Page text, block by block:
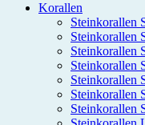
Korallen
Steinkorallen
Steinkorallen
Steinkorallen
Steinkorallen
Steinkorallen
Steinkorallen
Steinkorallen